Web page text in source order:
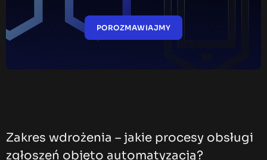
POROZMAWIAJMY
Zakres wdrożenia – jakie procesy obsługi
zgłoszeń objęto automatyzacją?